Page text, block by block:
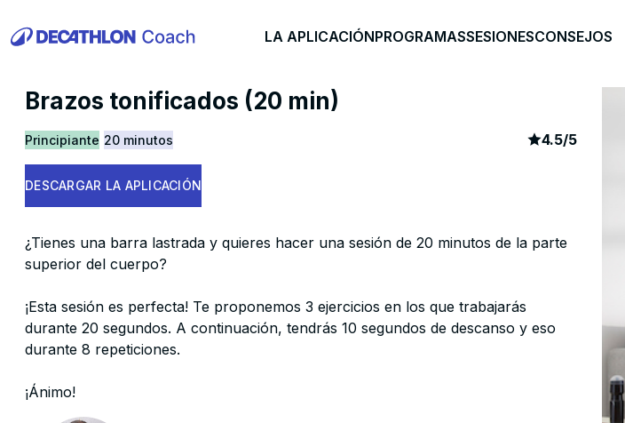
LA APLICACIÓNPROGRAMASSESIONESCONSEJOS
Brazos tonificados (20 min)
Principiante 20 minutos article rating
4.5/5208
DESCARGAR LA APLICACIÓN
¿Tienes una barra lastrada y quieres hacer una sesión de 20 minutos de la parte
superior del cuerpo?
¡Esta sesión es perfecta! Te proponemos 3 ejercicios en los que trabajarás
durante 20 segundos. A continuación, tendrás 10 segundos de descanso y eso
durante 8 repeticiones.
¡Ánimo!